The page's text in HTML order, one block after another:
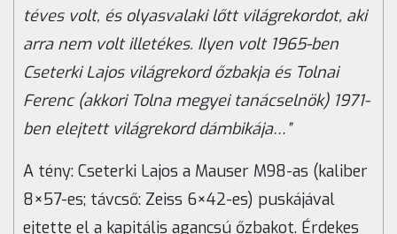
téves volt, és olyasvalaki lőtt világrekordot, aki
arra nem volt illetékes. Ilyen volt 1965-ben
Cseterki Lajos világrekord őzbakja és Tolnai
Ferenc (akkori Tolna megyei tanácselnök) 1971-
ben elejtett világrekord dámbikája…”
A tény: Cseterki Lajos a Mauser M98-as (kaliber
8×57-es; távcső: Zeiss 6×42-es) puskájával
ejtette el a kapitális agancsú őzbakot. Érdekes